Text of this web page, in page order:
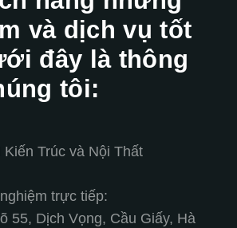
và dịch vụ tốt
đây là thông
tôi:
Kiến Trúc và Nội Thất
trực tiếp:
55, Dịch Vọng, Cầu Giấy, Hà